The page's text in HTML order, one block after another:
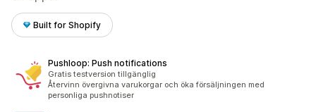
Built for Shopify
Pushloop: Push notifications
Gratis testversion tillgänglig
Återvinn övergivna varukorgar och öka försäljningen med
personliga pushnotiser